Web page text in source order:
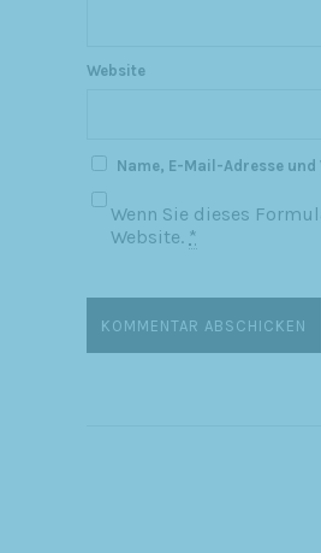
Website
Name, E-Mail-Adresse
Wenn Sie dieses
Website. *